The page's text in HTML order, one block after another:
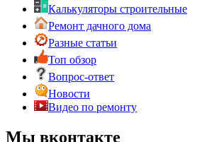
Калькуляторы строительные
Ремонт дачного дома
Разные статьи
Топ обзор
Вопрос-ответ
Новости
Видео по ремонту
Мы вконтакте